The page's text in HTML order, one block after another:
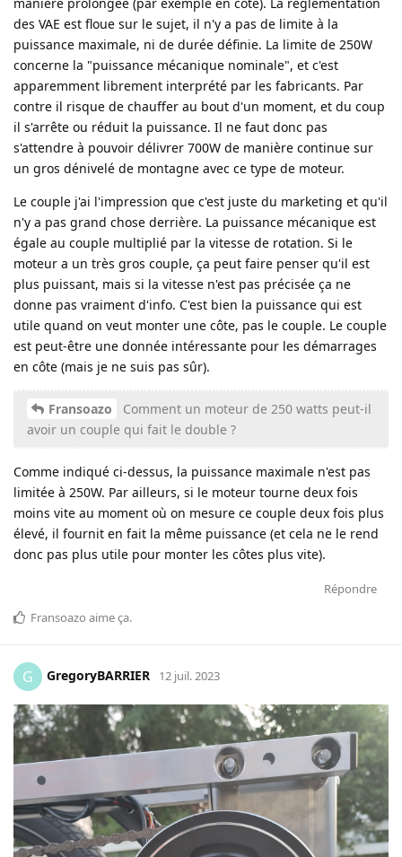
des VAE est floue sur le sujet, il n'y a pas de limite à la
puissance maximale, ni de durée définie. La limite de 250W
concerne la "puissance mécanique nominale", et c'est
apparemment librement interprété par les fabricants. Par
contre il risque de chauffer au bout d'un moment, et du coup
il s'arrête ou réduit la puissance. Il ne faut donc pas
s'attendre à pouvoir délivrer 700W de manière continue sur
un gros dénivelé de montagne avec ce type de moteur.
Le couple j'ai l'impression que c'est juste du marketing et qu'il
n'y a pas grand chose derrière. La puissance mécanique est
égale au couple multiplié par la vitesse de rotation. Si le
moteur a un très gros couple, ça peut faire penser qu'il est
plus puissant, mais si la vitesse n'est pas précisée ça ne
donne pas vraiment d'info. C'est bien la puissance qui est
utile quand on veut monter une côte, pas le couple. Le couple
est peut-être une donnée intéressante pour les démarrages
en côte (mais je ne suis pas sûr).
Fransoazo
Comment un moteur de 250 watts peut-il
avoir un couple qui fait le double ?
Comme indiqué ci-dessus, la puissance maximale n'est pas
limitée à 250W. Par ailleurs, si le moteur tourne deux fois
moins vite au moment où on mesure ce couple deux fois plus
élevé, il fournit en fait la même puissance (et cela ne le rend
donc pas plus utile pour monter les côtes plus vite).
Répondre
Fransoazo aime ça.
G GregoryBARRIER 12 juil. 2023